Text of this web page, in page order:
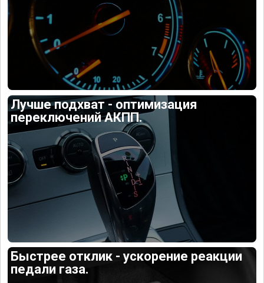
Лучше подхват - оптимизация
переключений АКПП.
Быстрее отклик - ускорение реакции
педали газа.